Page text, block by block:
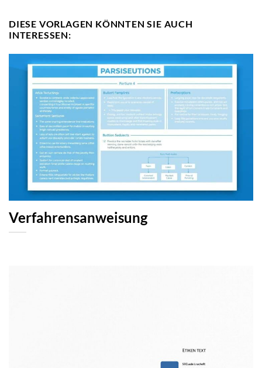
DIESE VORLAGEN KÖNNTEN SIE AUCH
INTERESSEN:
Verfahrensanweisung